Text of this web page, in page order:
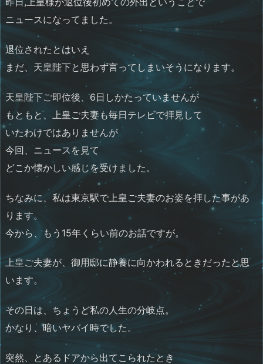
ニュースになってました。
退位されたとはいえ
まだ、天皇陛下と思わず言ってしまいそうになります。
天皇陛下ご即位後、6日しかたっていませんが
もともと、上皇ご夫妻も毎日テレビで拝見して
いたわけではありませんが
今回、ニュースを見て
どこか懐かしい感じを受けました。
ちなみに、私は東京駅で上皇ご夫妻のお姿を拝した事があ
ります。
今から、もう15年くらい前のお話ですが。
上皇ご夫妻が、御用邸に静養に向かわれるときだったと思
います。
その日は、ちょうど私の人生の分岐点。
かなり、暗いヤバイ時でした。
突然、とあるドアから出てこられたとき